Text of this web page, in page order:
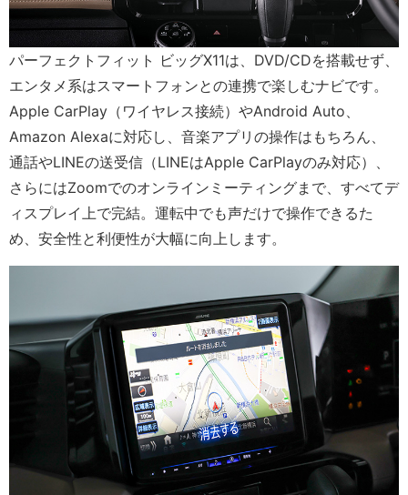
パーフェクトフィット ビッグX11は、DVD/CDを搭載せず、
エンタメ系はスマートフォンとの連携で楽しむナビです。
Apple CarPlay（ワイヤレス接続）やAndroid Auto、
Amazon Alexaに対応し、音楽アプリの操作はもちろん、
通話やLINEの送受信（LINEはApple CarPlayのみ対応）、
さらにはZoomでのオンラインミーティングまで、すべてデ
ィスプレイ上で完結。運転中でも声だけで操作できるた
め、安全性と利便性が大幅に向上します。